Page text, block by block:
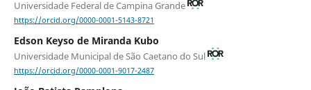
Universidade Federal de Campina Grande
https://orcid.org/0000-0001-5143-8721
Edson Keyso de Miranda Kubo
Universidade Municipal de São Caetano do Sul
https://orcid.org/0000-0001-9017-2487